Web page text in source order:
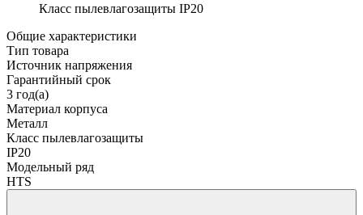
Класс пылевлагозащиты IP20
Общие характеристики
Тип товара
Источник напряжения
Гарантийный срок
3 год(а)
Материал корпуса
Металл
Класс пылевлагозащиты
IP20
Модельный ряд
HTS